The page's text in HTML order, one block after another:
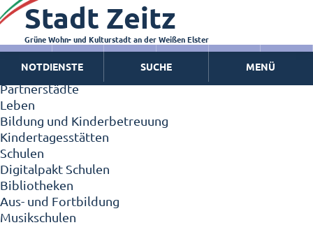
Zeitz - Die Kleinstadt
Willkommen in Zeitz!
Interview mit Oberbürgermeister Christian Thieme
Zeitz - Stadt der Zukunft
Ortschaften
Partnerstädte
Leben
Bildung und Kinderbetreuung
Kindertagesstätten
Schulen
Digitalpakt Schulen
Bibliotheken
Aus- und Fortbildung
Musikschulen
Stadt Zeitz
Grüne Wohn- und Kulturstadt an der Weißen Elster
NOTDIENSTE SUCHE MENÜ